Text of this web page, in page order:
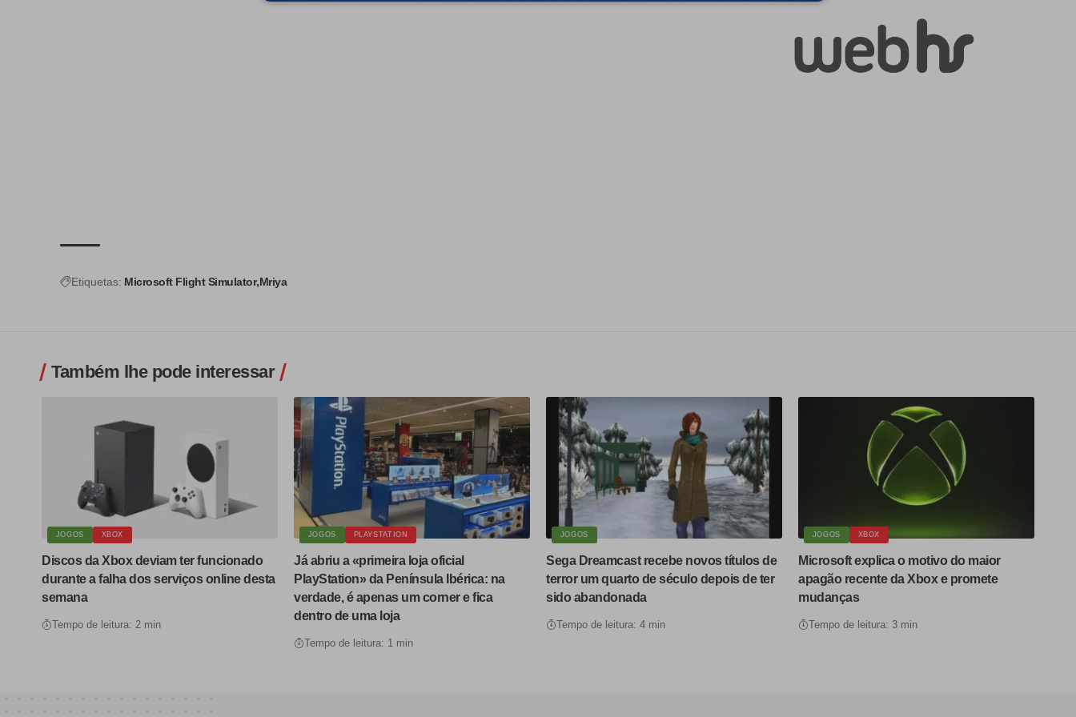
Etiquetas: Microsoft Flight Simulator Mriya
Também lhe pode interessar
JOGOS XBOX
Discos da Xbox deviam ter funcionado
durante a falha dos serviços online desta
semana
Tempo de leitura: 2 min
JOGOS PLAYSTATION
Já abriu a «primeira loja oficial
PlayStation» da Península Ibérica: na
verdade, é apenas um corner e fica
dentro de uma loja
Tempo de leitura: 1 min
JOGOS
Sega Dreamcast recebe novos títulos de
terror um quarto de século depois de ter
sido abandonada
Tempo de leitura: 4 min
JOGOS XBOX
Microsoft explica o motivo do maior
apagão recente da Xbox e promete
mudanças
Tempo de leitura: 3 min